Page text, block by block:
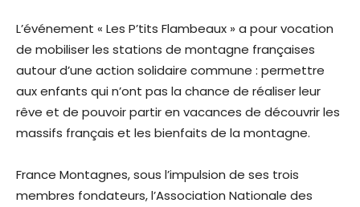
L’événement « Les P’tits Flambeaux » a pour vocation
de mobiliser les stations de montagne françaises
autour d’une action solidaire commune : permettre
aux enfants qui n’ont pas la chance de réaliser leur
rêve et de pouvoir partir en vacances de découvrir les
massifs français et les bienfaits de la montagne.
France Montagnes, sous l’impulsion de ses trois
membres fondateurs, l’Association Nationale des